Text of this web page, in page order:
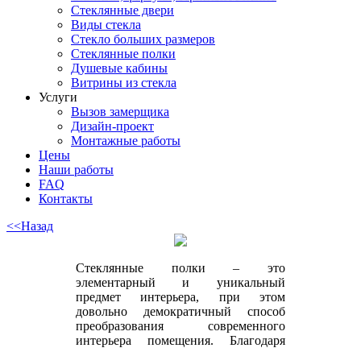
Стеклянные двери
Виды стекла
Стекло больших размеров
Стеклянные полки
Душевые кабины
Витрины из стекла
Услуги
Вызов замерщика
Дизайн-проект
Монтажные работы
Цены
Наши работы
FAQ
Контакты
<<Назад
Стеклянные полки – это
элементарный и уникальный
предмет интерьера, при этом
довольно демократичный способ
преобразования современного
интерьера помещения. Благодаря